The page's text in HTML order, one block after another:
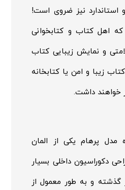
نیز ضروی است!
اهل کتاب و کتابخوانی
و نمایش زیبایی کتاب
زیبا و امن یا کتابخانه
خواهند داشت.
مدل پرهام یکی از المان
دکوراسیون داخلی بسیار
و به طور معمول از